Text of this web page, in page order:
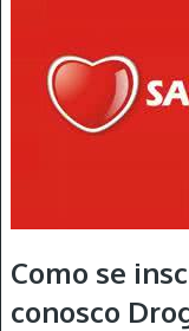
Como se
conosco